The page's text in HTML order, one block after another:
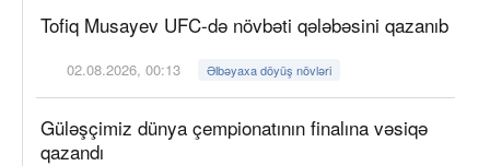
Tofiq Musayev UFC-də növbəti qələbəsini qazanıb
02.08.2026, 00:13 Əlbəyaxa döyüş növləri
Güləşçimiz dünya çempionatının finalına vəsiqə
qazandı